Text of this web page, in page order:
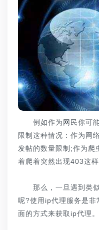
例如作为网民你可能
限制这种情况：作为网
发帖的数量限制;作为爬
着爬着突然出现403这样
那么，一旦遇到类似
呢?使用ip代理服务是非
面的方式来获取ip代理。